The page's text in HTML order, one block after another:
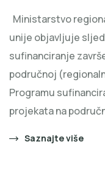
Ministarstvo
unije objavljuje
sufinanciranje
područnoj
Programu
projekata na
Saznajte više